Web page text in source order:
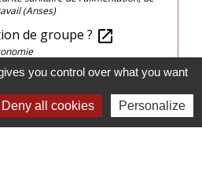
(Anses)
de groupe ? open_in_new
une erreur sur cette page
you control over what you want
Deny all cookies Personalize